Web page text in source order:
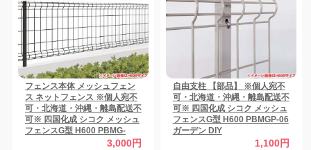
フェンス本体 メッシュフェン
ス ネットフェンス ※個人宛不
可・北海道・沖縄・離島配送不
可※ 四国化成 シコク メッシュ
フェンスG型 H600 PBMG-
0620 ガーデン DIY 塀 壁 囲い
3,000円
自由支柱 【部品】 ※個人宛不
可・北海道・沖縄・離島配送不
可※ 四国化成 シコク メッシュ
フェンスG型 H600 PBMGP-06
ガーデン DIY
1,100円